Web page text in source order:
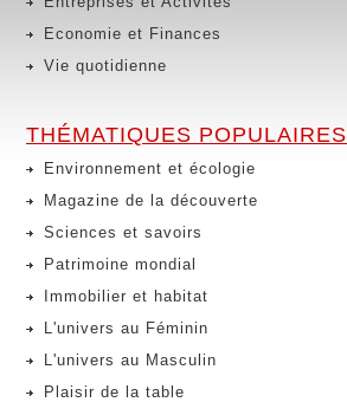
Economie et Finances
Vie quotidienne
THÉMATIQUES POPULAIRES
Environnement et écologie
Magazine de la découverte
Sciences et savoirs
Patrimoine mondial
Immobilier et habitat
L'univers au Féminin
L'univers au Masculin
Plaisir de la table